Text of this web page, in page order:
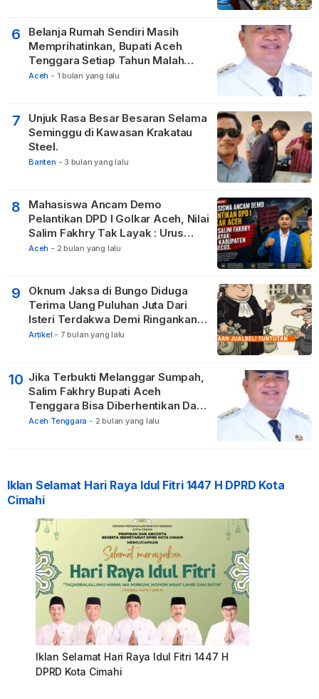
6
Belanja Rumah Sendiri Masih
Memprihatinkan, Bupati Aceh
Tenggara Setiap Tahun Malah
Membangun Pasilitas Rumah
Aceh - 1 bulan yang lalu
7
Unjuk Rasa Besar Besaran Selama
Seminggu di Kawasan Krakatau
Steel.
Banten - 3 bulan yang lalu
8
Mahasiswa Ancam Demo
Pelantikan DPD I Golkar Aceh, Nilai
Salim Fakhry Tak Layak : Urus
Kabupaten Tak Becus.
Aceh - 2 bulan yang lalu
9
Oknum Jaksa di Bungo Diduga
Terima Uang Puluhan Juta Dari
Isteri Terdakwa Demi Ringankan
Hukuman
Artikel - 7 bulan yang lalu
10 Jika Terbukti Melanggar Sumpah,
Salim Fakhry Bupati Aceh
Tenggara Bisa Diberhentikan Dari
Jabatannya
Aceh Tenggara - 2 bulan yang lalu
Iklan Selamat Hari Raya Idul Fitri 1447 H DPRD Kota
Cimahi
Iklan Selamat Hari Raya Idul Fitri 1447 H
DPRD Kota Cimahi